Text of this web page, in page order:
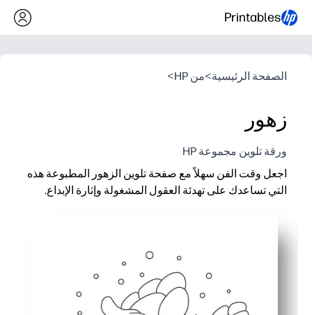
Printables
الصفحة الرئيسية>من HP >
زهور
ورقة تلوين مجموعة HP
اجعل وقت الفن سهلاً مع صفحة تلوين الزهور المطبوعة هذه
التي تساعدك على تهدئة العقول المشغولة وإثارة الإبداع.
يعزز التحكم الحركي الدقيق وقبضة القلم الرصاص بينما يتدرب
يعزز التركيز واليقظة - مثالي لفترات راحة الدماغ أو التشطيبات
نتائج متعددة الاستخدامات - يتم عرضها على لوحات الإعلانات أو